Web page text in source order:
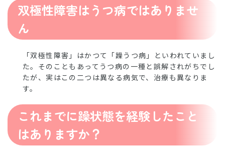
双極性障害はうつ病ではありませ
ん
「双極性障害」はかつて「躁うつ病」といわれていまし
た。そのこともあってうつ病の一種と誤解されがちでし
たが、実はこの二つは異なる病気で、治療も異なりま
す。
これまでに躁状態を経験したこと
はありますか？